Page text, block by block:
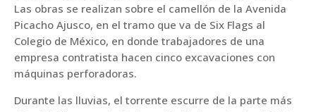
Las obras se realizan sobre el camellón de la Avenida
Picacho Ajusco, en el tramo que va de Six Flags al
Colegio de México, en donde trabajadores de una
empresa contratista hacen cinco excavaciones con
máquinas perforadoras.
Durante las lluvias, el torrente escurre de la parte más